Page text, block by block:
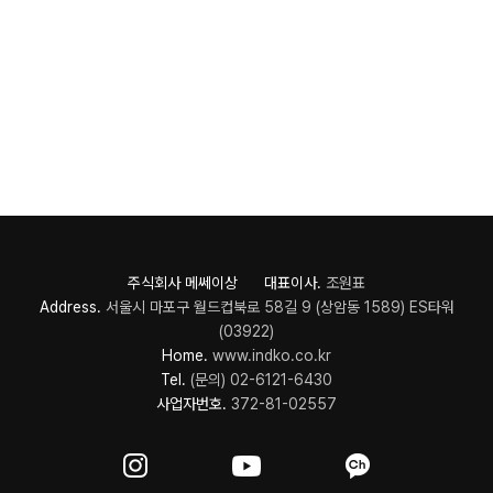
주식회사 메쎄이상 대표이사. 조원표
Address. 서울시 마포구 월드컵북로 58길 9 (상암동 1589) ES타워
(03922)
Home. www.indko.co.kr
Tel. (문의) 02-6121-6430
사업자번호. 372-81-02557